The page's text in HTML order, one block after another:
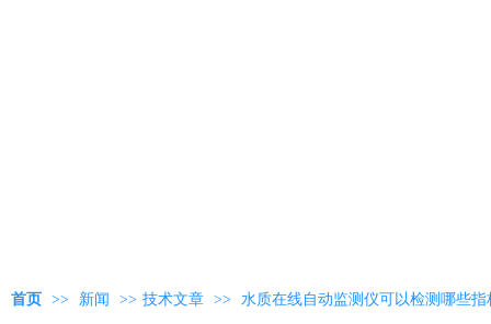
首页 >> 新闻 >> 技术文章 >> 水质在线自动监测仪可以检测哪些指